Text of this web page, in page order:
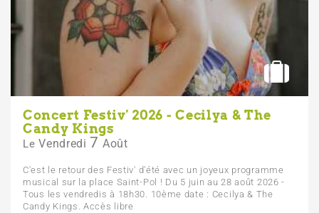
Concert Festiv' 2026 - Cecilya & The
Candy Kings
Le Vendredi 7 Août
C'est le retour des Festiv' d'été avec un joyeux programme
musical sur la place Saint-Pol ! Du 5 juin au 28 août 2026 -
Tous les vendredis à 18h30. 10ème date : Cecilya & The
Candy Kings. Accès libre